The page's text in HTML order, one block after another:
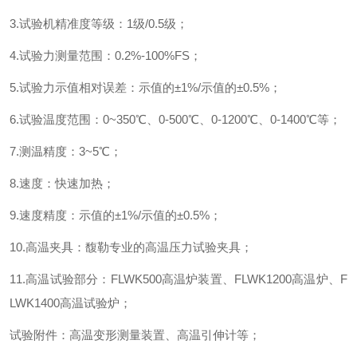
3.试验机精准度等级 ： 1级/0.5级 ；
4.试验力测量范围 ： 0.2%-100%FS ；
5.试验力示值相对误差 ： 示值的±1%/示值的±0.5% ；
6.试验温度范围 ： 0~350℃、 0-500℃、 0-1200℃、 0-1400℃等 ；
7.测温精度 ： 3~5℃ ；
8.速度 ：快速加热 ；
9.速度精度 ： 示值的±1%/示值的±0.5% ；
10.高温夹具 ： 馥勒专业的高温压力试验夹具 ；
11.高温试验部分 ： FLWK500高温炉装置、 FLWK1200高温炉、 F
LWK1400高温试验炉 ；
试验附件 ： 高温变形测量装置、高温引伸计等 ；